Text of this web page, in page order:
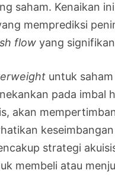
saham. Kenaikan
memprediksi
flow yang
untuk
pada imbal
akan
strategi
membeli atau